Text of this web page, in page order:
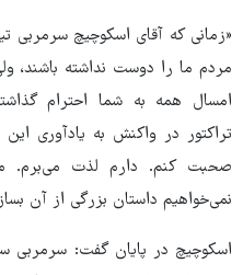
«زمانی که آقای اسکوچیچ سرمربی
مردم ما را دوست نداشته باشند،
امسال همه به شما احترام
تراکتور در واکنش به یادآوری
صحبت کنم. دارم لذت می‌برم.
نمی‌خواهیم داستان بزرگی از آن
اسکوچیچ در پایان گفت: سرمربی